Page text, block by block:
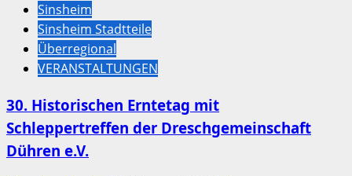
Sinsheim
Sinsheim Stadtteile
Überregional
VERANSTALTUNGEN
30. Historischen Erntetag mit
Schleppertreffen der Dreschgemeinschaft
Dühren e.V.